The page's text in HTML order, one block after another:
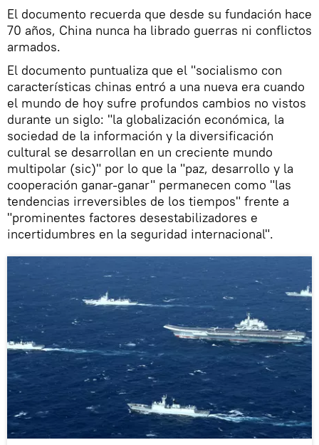
El documento recuerda que desde su fundación hace
70 años, China nunca ha librado guerras ni conflictos
armados.
El documento puntualiza que el "socialismo con
características chinas entró a una nueva era cuando
el mundo de hoy sufre profundos cambios no vistos
durante un siglo: "la globalización económica, la
sociedad de la información y la diversificación
cultural se desarrollan en un creciente mundo
multipolar (sic)" por lo que la "paz, desarrollo y la
cooperación ganar-ganar" permanecen como "las
tendencias irreversibles de los tiempos" frente a
"prominentes factores desestabilizadores e
incertidumbres en la seguridad internacional".